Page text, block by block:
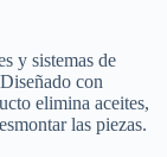
y sistemas de
con
elimina aceites,
las piezas.